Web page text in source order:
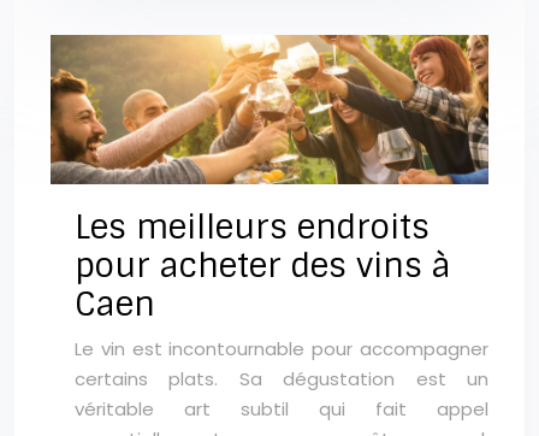
Les meilleurs endroits
pour acheter des vins à
Caen
Le vin est incontournable pour accompagner
certains plats. Sa dégustation est un
véritable art subtil qui fait appel